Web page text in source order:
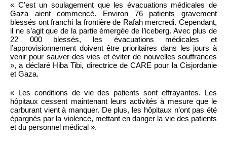
« C’est un soulagement que les évacuations médicales de
Gaza aient commencé. Environ 76 patients gravement
blessés ont franchi la frontière de Rafah mercredi. Cependant,
il ne s’agit que de la partie émergée de l’iceberg. Avec plus de
22 000 blessés, les évacuations médicales et
l’approvisionnement doivent être prioritaires dans les jours à
venir pour sauver des vies et éviter de nouvelles souffrances
», a déclaré Hiba Tibi, directrice de CARE pour la Cisjordanie
et Gaza.
« Les conditions de vie des patients sont effrayantes. Les
hôpitaux cessent maintenant leurs activités à mesure que le
carburant vient à manquer. De plus, les hôpitaux n’ont pas été
épargnés par la violence, mettant en danger la vie des patients
et du personnel médical ».